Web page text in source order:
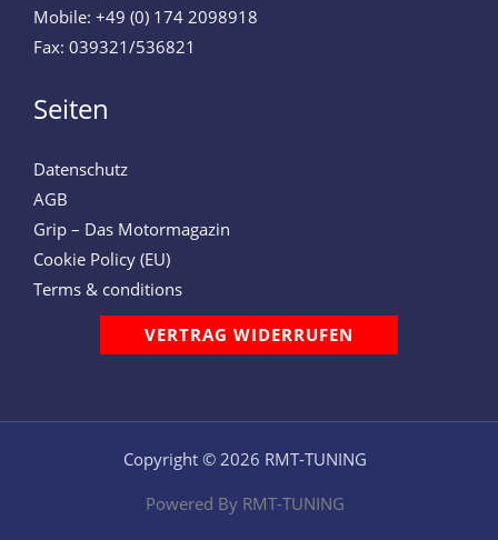
Mobile: +49 (0) 174 2098918
Fax: 039321/536821
Seiten
Datenschutz
AGB
Grip – Das Motormagazin
Cookie Policy (EU)
Terms & conditions
VERTRAG WIDERRUFEN
Copyright © 2026 RMT-TUNING
Powered By RMT-TUNING